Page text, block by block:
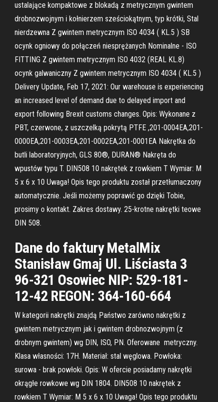
ustalające kompaktowe z blokadą z metrycznym gwintem
drobnozwojnym i kołnierzem sześciokątnym, typ krótki, Stal
nierdzewna Z gwintem metrycznym ISO 4034 ( KL.5 ) SB
ocynk ogniowy do połączeń niesprężanych Nominalne - ISO
FITTING Z gwintem metrycznym ISO 4032 (REAL KL.8)
ocynk galwaniczny Z gwintem metrycznym ISO 4034 ( KL.5 )
Delivery Update, Feb 17, 2021: Our warehouse is experiencing
an increased level of demand due to delayed import and
export following Brexit customs changes. Opis: Wykonane z
PBT, czerwone, z uszczelką pokrytą PTFE ,201-0004EA,201-
0000EA,201-0003EA,201-0002EA,201-0001EA Nakrętka do
butli laboratoryjnych, GLS 80®, DURAN® Nakręta do
wpustów typu T. DIN508 10 nakrętek z rowkiem T Wymiar: M
5 x 6 x 10 Uwaga! Opis tego produktu został przetłumaczony
automatycznie. Jeśli możemy poprawić go dzięki Tobie,
prosimy o kontakt. Zakres dostawy. 25-krotne nakrętki teowe
DIN 508.
Dane do faktury MetalMix
Stanisław Gmaj Ul. Liściasta 3
96-321 Osowiec NIP: 529-181-
12-42 REGON: 364-160-664
W kategorii nakrętki znajdą Państwo zarówno nakrętki z
gwintem metrycznym jak i gwintem drobnozwojnym (z
drobnym gwintem) wg DIN, ISO, PN. Oferowane metryczny.
Klasa własności: 17H. Materiał: stal węglowa. Powłoka:
surowa - brak powłoki. Opis: W ofercie posiadamy nakrętki
okrągłe rowkowe wg DIN 1804. DIN508 10 nakrętek z
rowkiem T Wymiar: M 5 x 6 x 10 Uwaga! Opis tego produktu